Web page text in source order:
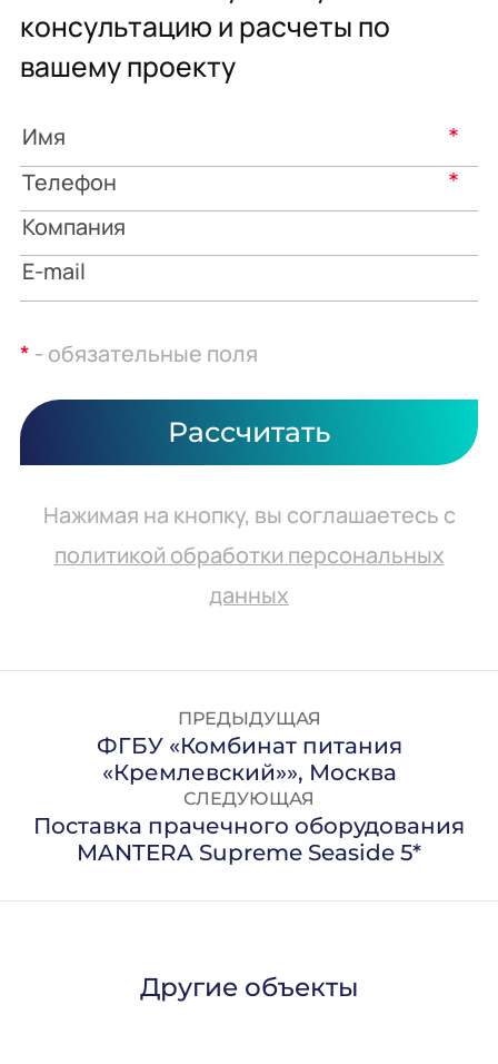
консультацию и расчеты по
вашему проекту
*
*
* - обязательные поля
Рассчитать
Нажимая на кнопку, вы соглашаетесь с
политикой обработки персональных
данных
ПРЕДЫДУЩАЯ
ФГБУ «Комбинат питания
«Кремлевский»», Москва
СЛЕДУЮЩАЯ
Поставка прачечного оборудования
MANTERA Supreme Seaside 5*
Другие объекты